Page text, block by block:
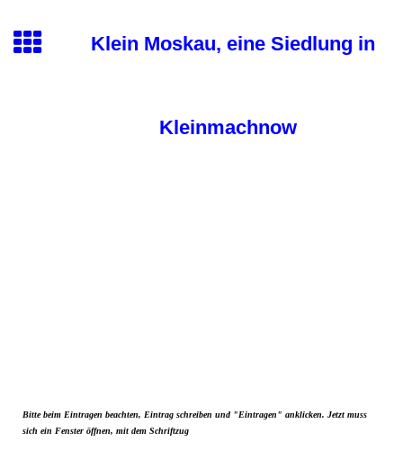
Klein Moskau, eine Siedlung in
Kleinmachnow
Bitte beim Eintragen beachten, Eintrag schreiben und "Eintragen" anklicken. Jetzt muss
sich ein Fenster öffnen, mit dem Schriftzug